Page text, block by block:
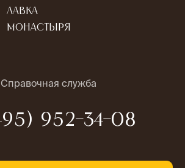
Лавка
монастыря
Справочная служба
952-34-08